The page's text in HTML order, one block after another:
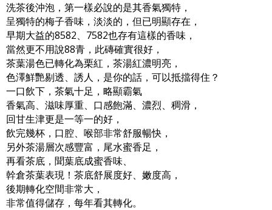
洗茶後沖泡，第一樣必說的是其香氣獨特，
呈獨特的梅子香味，淡淡的，但已明顯存在，
早期大益的8582、7582也存有這樣的香味，
當然更不用說88青，此磚確實很好，
茶葉湯色已轉化為栗紅，茶湯紅濃明亮，
色澤鮮艷剔透、誘人，是你的話，可以抵擋得住？
一口飲下，茶氣十足，略顯霸氣
香氣高、滋味厚重、口感飽滿、濃烈、稠滑，
回甘生津更是一等一的好，
飲完幾杯，口腔、喉部非常舒服暢快，
另外茶湯層次感豐富，尾水蜜香足，
再看茶底，聞葉底成蜜香味、
幹倉茶葉表現！茶底舒展度好、嫩度高，
後期轉化空間非常大，
非常值得儲存，每年看其轉化。